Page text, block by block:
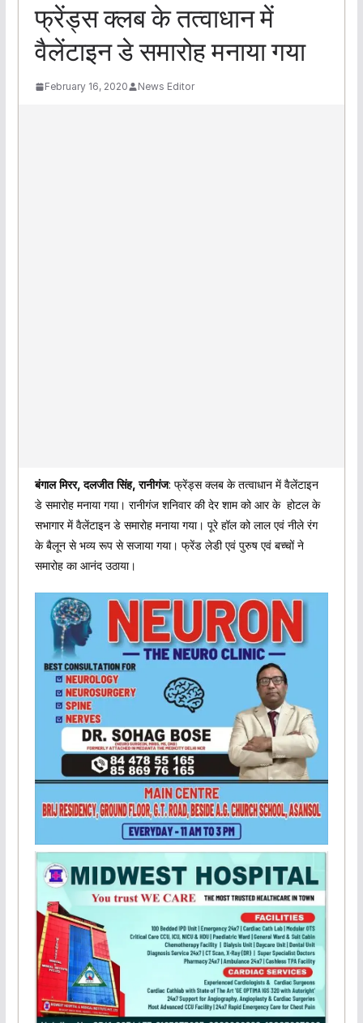
फ्रेंड्स क्लब के तत्वाधान में
वैलेंटाइन डे समारोह मनाया गया
February 16, 2020 News Editor
बंगाल मिरर, दलजीत सिंह, रानीगंज: फ्रेंड्स क्लब के तत्वाधान में वैलेंटाइन
डे समारोह मनाया गया। रानीगंज शनिवार की देर शाम को आर के होटल के
सभागार में वैलेंटाइन डे समारोह मनाया गया। पूरे हॉल को लाल एवं नीले रंग
के बैलून से भव्य रूप से सजाया गया। फ्रेंड लेडी एवं पुरुष एवं बच्चों ने
समारोह का आनंद उठाया।